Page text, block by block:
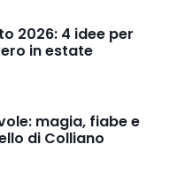
2026: 4 idee per
in estate
magia, fiabe e
di Colliano